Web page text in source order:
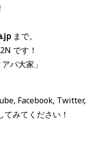
まで。
です！
パ大家」
Facebook, Twitter,
みてください！